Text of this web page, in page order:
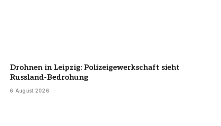
Drohnen in Leipzig: Polizeigewerkschaft sieht
Russland-Bedrohung
6 August 2026